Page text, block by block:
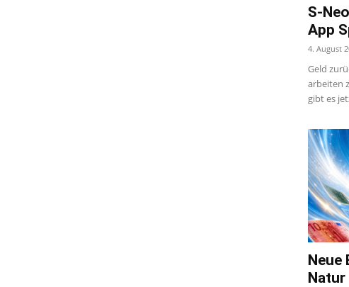
S-
App
4. August
Geld
arbeiten
gibt es
Neue
Natur